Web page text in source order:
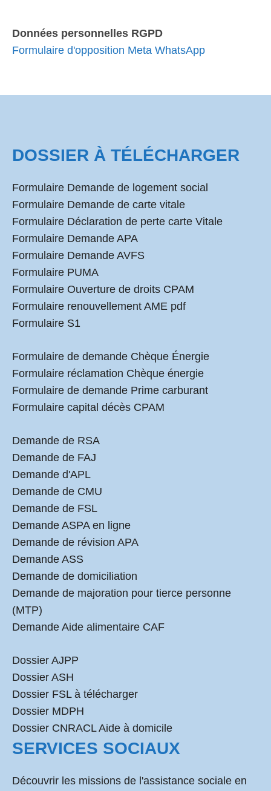
Données personnelles RGPD
Formulaire d'opposition Meta WhatsApp
DOSSIER À TÉLÉCHARGER
Formulaire Demande de logement social
Formulaire Demande de carte vitale
Formulaire Déclaration de perte carte Vitale
Formulaire Demande APA
Formulaire Demande AVFS
Formulaire PUMA
Formulaire Ouverture de droits CPAM
Formulaire renouvellement AME pdf
Formulaire S1
Formulaire de demande Chèque Énergie
Formulaire réclamation Chèque énergie
Formulaire de demande Prime carburant
Formulaire capital décès CPAM
Demande de RSA
Demande de FAJ
Demande d'APL
Demande de CMU
Demande de FSL
Demande ASPA en ligne
Demande de révision APA
Demande ASS
Demande de domiciliation
Demande de majoration pour tierce personne
(MTP)
Demande Aide alimentaire CAF
Dossier AJPP
Dossier ASH
Dossier FSL à télécharger
Dossier MDPH
Dossier CNRACL Aide à domicile
SERVICES SOCIAUX
Découvrir les missions de l'assistance sociale en